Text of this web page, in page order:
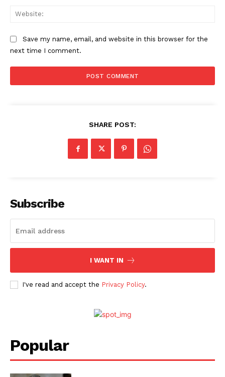
Save my name, email, and website in this browser for the
next time I comment.
SHARE POST:
Subscribe
I WANT IN
I've read and accept the Privacy Policy.
Popular